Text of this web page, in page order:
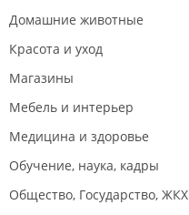
Домашние животные
Красота и уход
Магазины
Мебель и интерьер
Медицина и здоровье
Обучение, наука, кадры
Общество, Государство, ЖКХ